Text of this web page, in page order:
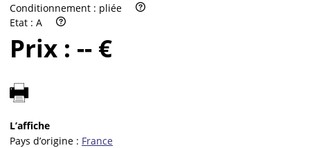
Conditionnement : pliée
Etat : A
Prix : -- €
L’affiche
Pays d’origine : France